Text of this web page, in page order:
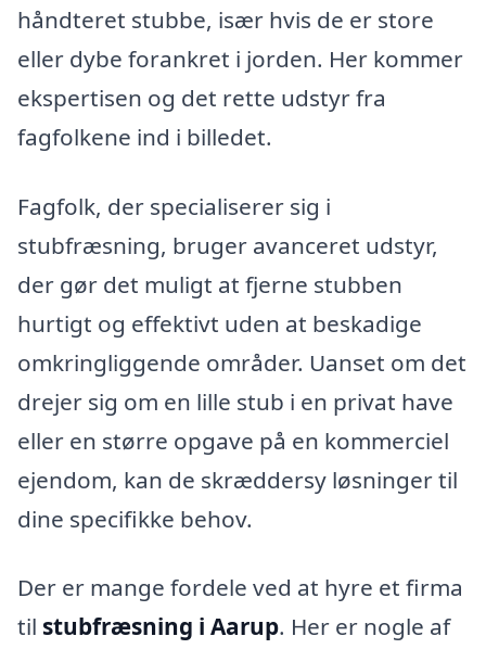
håndteret stubbe, især hvis de er store
eller dybe forankret i jorden. Her kommer
ekspertisen og det rette udstyr fra
fagfolkene ind i billedet.
Fagfolk, der specialiserer sig i
stubfræsning, bruger avanceret udstyr,
der gør det muligt at fjerne stubben
hurtigt og effektivt uden at beskadige
omkringliggende områder. Uanset om det
drejer sig om en lille stub i en privat have
eller en større opgave på en kommerciel
ejendom, kan de skræddersy løsninger til
dine specifikke behov.
Der er mange fordele ved at hyre et firma
til stubfræsning i Aarup. Her er nogle af